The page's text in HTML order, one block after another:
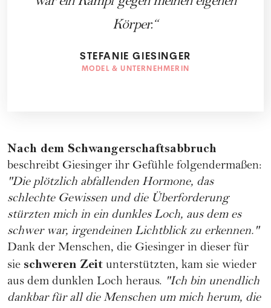
Körper.
STEFANIE GIESINGER
MODEL & UNTERNEHMERIN
Nach dem Schwangerschaftsabbruch
beschreibt Giesinger ihr Gefühle folgendermaßen:
"Die plötzlich abfallenden Hormone, das
schlechte Gewissen und die Überforderung
stürzten mich in ein dunkles Loch, aus dem es
schwer war, irgendeinen Lichtblick zu erkennen."
Dank der Menschen, die Giesinger in dieser für
sie schweren Zeit unterstützten, kam sie wieder
aus dem dunklen Loch heraus. "Ich bin unendlich
dankbar für all die Menschen um mich herum, die